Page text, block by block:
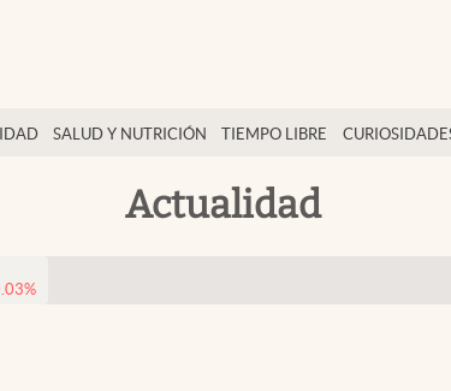
SALUD Y NUTRICIÓN TIEMPO LIBRE
Actualidad
%